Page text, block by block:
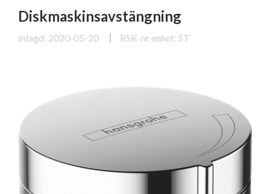
Diskmaskinsavstängning
Inlagd: 2020-05-20 RSK-nr enhet: ST